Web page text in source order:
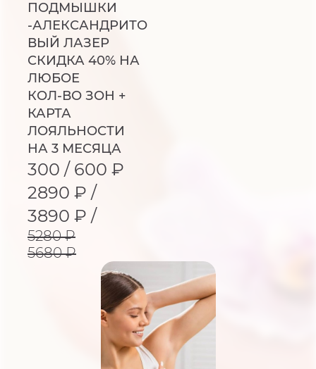
ПОДМЫШКИ
-АЛЕКСАНДРИТО
ВЫЙ ЛАЗЕР
СКИДКА 40% НА
ЛЮБОЕ
КОЛ-ВО ЗОН +
КАРТА
ЛОЯЛЬНОСТИ
НА 3 МЕСЯЦА
300 / 600 ₽
2890 ₽ /
3890 ₽ /
5280 ₽
5680 ₽